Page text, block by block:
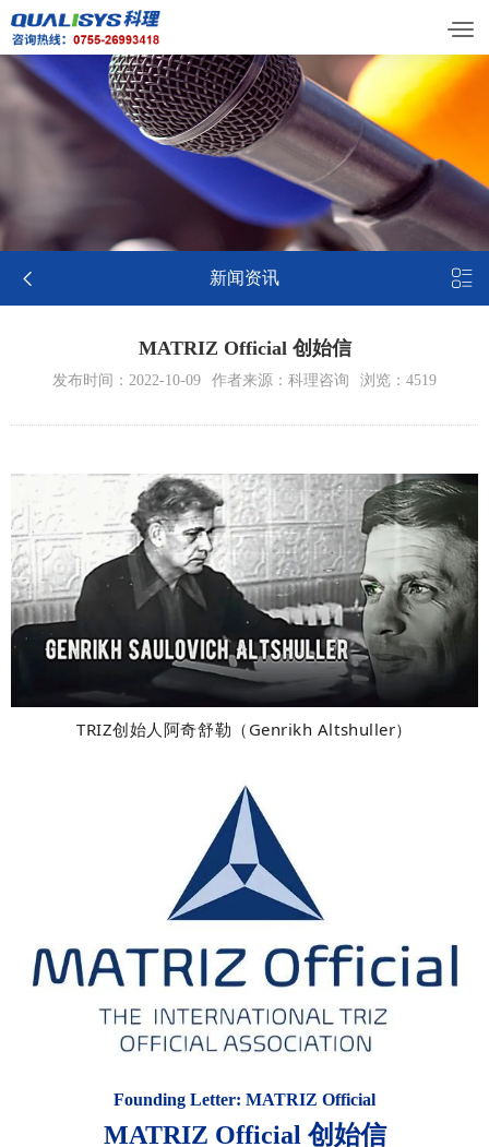
 新闻资讯 
MATRIZ Official 创始信
发布时间：2022-10-09 作者来源：科理咨询 浏览：4519
TRIZ创始人阿奇舒勒（Genrikh Altshuller）
Founding Letter: MATRIZ Official
MATRIZ Official创始信